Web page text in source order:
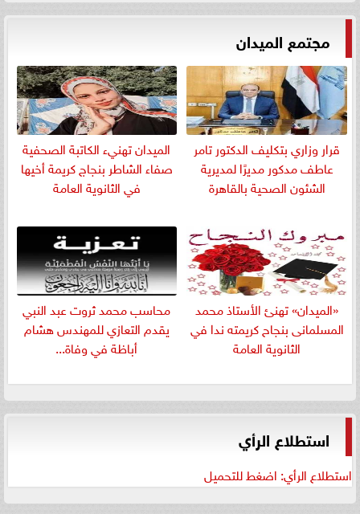
مجتمع الميدان
قرار وزاري بتكليف الدكتور تامر
عاطف مدكور مديرًا لمديرية
الشئون الصحية بالقاهرة
الميدان تهنيء الكاتبة الصحفية
صفاء الشاطر بنجاج كريمة أخيها
في الثانوية العامة
«الميدان» تهنئ الأستاذ محمد
المسلمانى بنجاح كريمته ندا في
الثانوية العامة
​محاسب محمد ثروت عبد النبي
يقدم التعازي للمهندس هشام
أباظة في وفاة...
استطلاع الرأي
استطلاع الرأي: اضغط للتحميل